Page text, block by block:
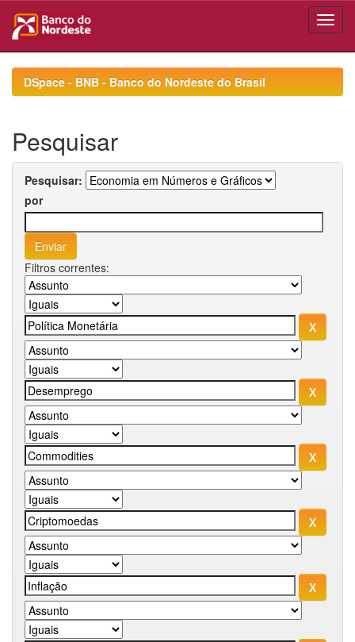
navigationDSpace - BNB - Banco do Nordeste do Brasil
Pesquisar
Pesquisar:
por
Filtros correntes: